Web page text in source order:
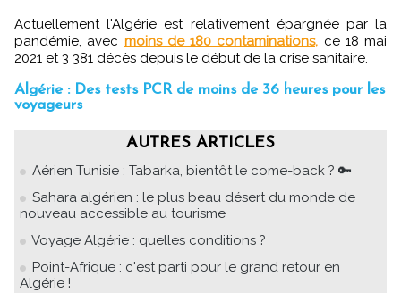
Actuellement l'Algérie est relativement épargnée par la
pandémie, avec moins de 180 contaminations, ce 18 mai
2021 et 3 381 décès depuis le début de la crise sanitaire.
Algérie : Des tests PCR de moins de 36 heures pour les
voyageurs
AUTRES ARTICLES
Aérien Tunisie : Tabarka, bientôt le come-back ? 🔑
Sahara algérien : le plus beau désert du monde de
nouveau accessible au tourisme
Voyage Algérie : quelles conditions ?
Point-Afrique : c'est parti pour le grand retour en
Algérie !